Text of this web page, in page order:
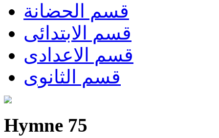
قسم الحضانة
قسم الابتدائى
قسم الاعدادى
قسم الثانوى
Hymne 75